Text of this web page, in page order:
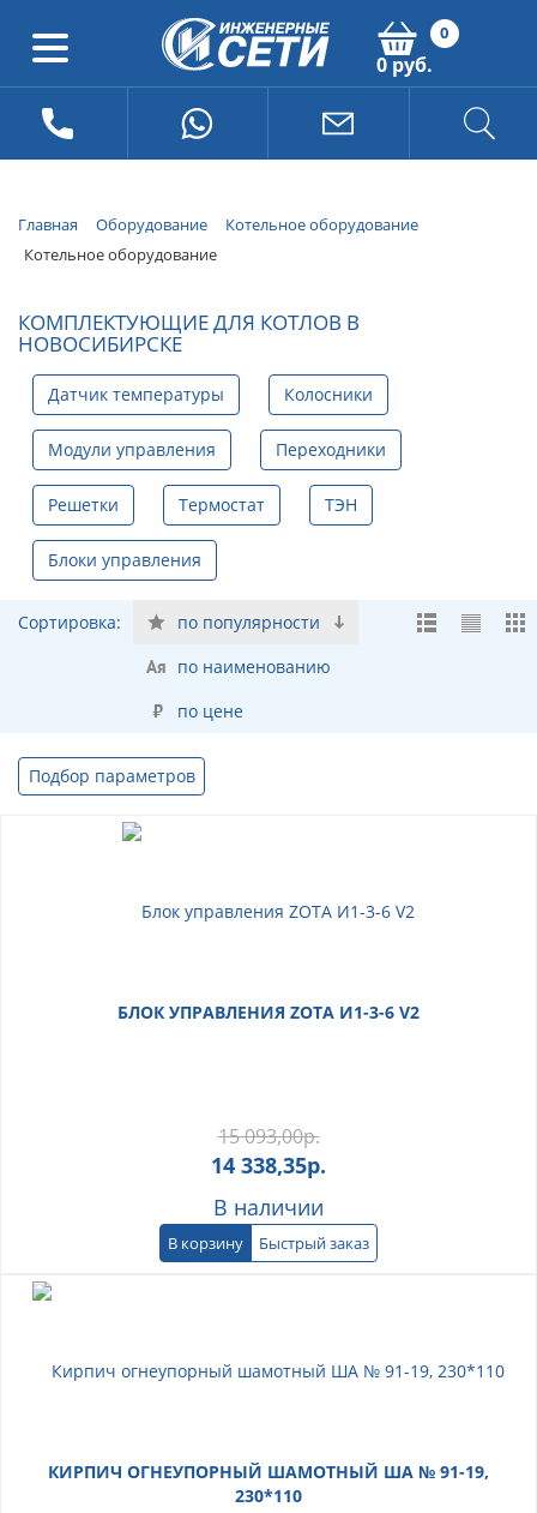
0
0 руб.
Главная Оборудование
Котельное оборудование
Котельное оборудование
КОМПЛЕКТУЮЩИЕ ДЛЯ КОТЛОВ В
НОВОСИБИРСКЕ
Датчик температуры Колосники
Модули управления Переходники
Решетки Термостат ТЭН
Блоки управления
Сортировка:
по популярности
по наименованию
по цене
Подбор параметров
БЛОК УПРАВЛЕНИЯ ZOTA И1-3-6 V2
15 093,00р.
14 338,35р.
В наличии
В корзину Быстрый заказ
КИРПИЧ ОГНЕУПОРНЫЙ ШАМОТНЫЙ ША № 91-19,
230*110